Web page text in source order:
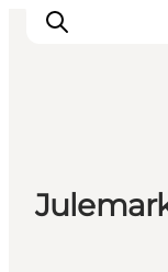
Inspirasjon
Reisemål